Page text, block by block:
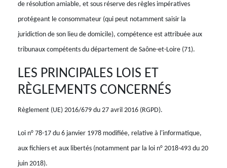
de résolution amiable, et sous réserve des règles impératives
protégeant le consommateur (qui peut notamment saisir la
juridiction de son lieu de domicile), compétence est attribuée aux
tribunaux compétents du département de Saône-et-Loire (71).
LES PRINCIPALES LOIS ET
RÈGLEMENTS CONCERNÉS
Règlement (UE) 2016/679 du 27 avril 2016 (RGPD).
Loi n° 78-17 du 6 janvier 1978 modifiée, relative à l'informatique,
aux fichiers et aux libertés (notamment par la loi n° 2018-493 du 20
juin 2018).